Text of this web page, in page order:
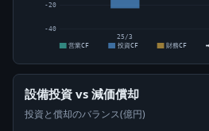
-40
-20
25/3
営業CF
投資CF 財務CF
設備投資 vs 減価償却
投資と償却のバランス(億円)